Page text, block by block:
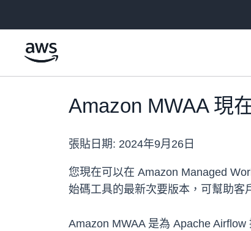
Amazon MWAA 現
張貼日期: 2024年9月26日
您現在可以在 Amazon Managed
始碼工具的最新次要版本，可幫助客
Amazon MWAA 是為 Apache